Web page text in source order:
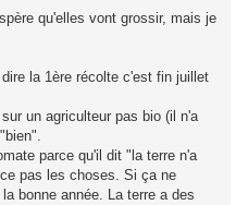
qu'elles vont grossir, mais je
la 1ère récolte c'est fin juillet
un agriculteur pas bio (il n'a
parce qu'il dit "la terre n'a
pas les choses. Si ça ne
bonne année. La terre a des